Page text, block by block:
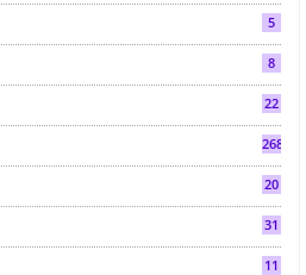
5
8
22
268
20
31
11